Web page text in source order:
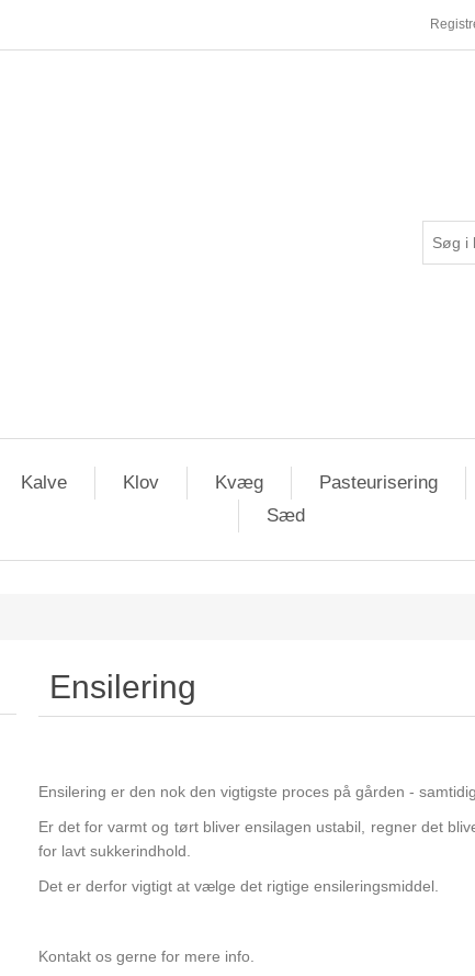
Kalve Klov Kvæg Pasteurisering
Sæd
Ensilering
Ensilering er den nok den vigtigste proces på gården -
Er det for varmt og tørt bliver ensilagen ustabil, regner det
for lavt sukkerindhold.
Det er derfor vigtigt at vælge det rigtige ensileringsmiddel.
Kontakt os gerne for mere info.